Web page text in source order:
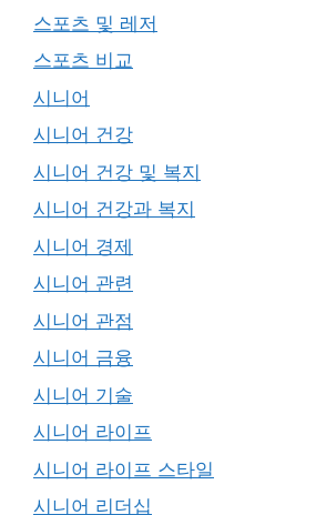
스포츠 및 레저
스포츠 비교
시니어
시니어 건강
시니어 건강 및 복지
시니어 건강과 복지
시니어 경제
시니어 관련
시니어 관점
시니어 금융
시니어 기술
시니어 라이프
시니어 라이프 스타일
시니어 리더십